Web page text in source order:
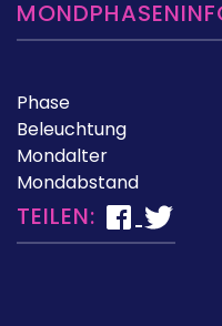
Phase
Beleuchtung
Mondalter
Mondabstand
TEILEN: